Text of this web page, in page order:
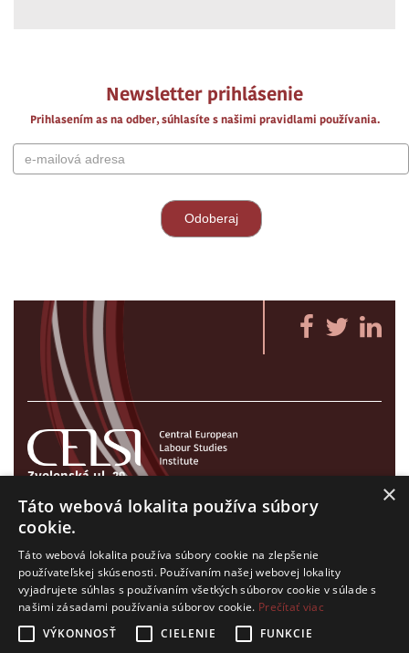
Newsletter prihlásenie
Prihlasením as na odber, súhlasíte s našimi pravidlami používania.
Zvolenská ul. 29
821 09 Bratislava, Slovenská republika
Tel./Fax:+421 2 207 35 767
E-mail: info@celsi.sk
×
Táto webová lokalita používa súbory
cookie.
Táto webová lokalita používa súbory cookie na zlepšenie
používateľskej skúsenosti. Používaním našej webovej lokality
vyjadrujete súhlas s používaním všetkých súborov cookie v súlade s
našimi zásadami používania súborov cookie. Prečítať viac
VÝKONNOSŤ
CIELENIE FUNKCIE